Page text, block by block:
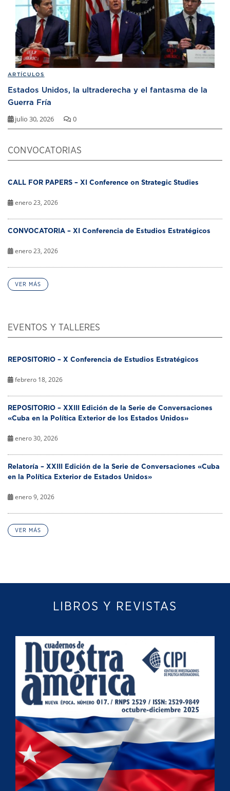
ARTÍCULOS
Estados Unidos, la ultraderecha y el fantasma de la
Guerra Fría
julio 30, 2026 0
CONVOCATORIAS
CALL FOR PAPERS – XI Conference on Strategic Studies
enero 23, 2026
CONVOCATORIA – XI Conferencia de Estudios Estratégicos
enero 23, 2026
VER MÁS
EVENTOS Y TALLERES
REPOSITORIO – X Conferencia de Estudios Estratégicos
febrero 18, 2026
REPOSITORIO – XXIII Edición de la Serie de Conversaciones
«Cuba en la Política Exterior de los Estados Unidos»
enero 30, 2026
Relatoría – XXIII Edición de la Serie de Conversaciones «Cuba
en la Política Exterior de Estados Unidos»
enero 9, 2026
VER MÁS
LIBROS Y REVISTAS